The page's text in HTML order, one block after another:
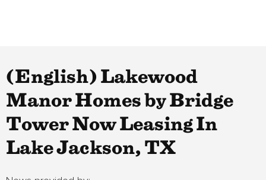
(English) Lakewood
Manor Homes by Bridge
Tower Now Leasing In
Lake Jackson, TX